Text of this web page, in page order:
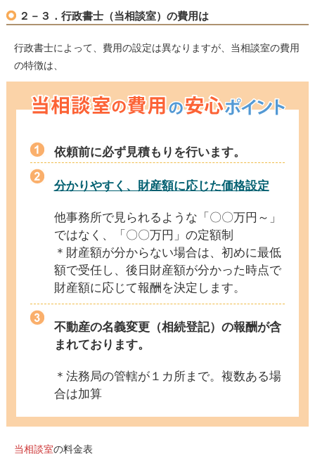
２－３．行政書士（当相談室）の費用は
行政書士によって、費用の設定は異なりますが、当相談室の費用
の特徴は、
依頼前に必ず見積もりを行います。
分かりやすく、財産額に応じた価格設定
他事務所で見られるような「〇〇万円～」
ではなく、「〇〇万円」の定額制
＊財産額が分からない場合は、初めに最低
額で受任し、後日財産額が分かった時点で
財産額に応じて報酬を決定します。
不動産の名義変更（相続登記）の報酬が含
まれております。
＊法務局の管轄が１カ所まで。複数ある場
合は加算
当相談室の料金表